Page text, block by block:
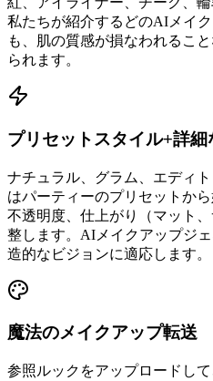
私たちが紹介するどのAIメイ
も、肌の質感が損なわれるこ
られます。
プリセットスタイル+詳
ナチュラル、グラム、エディ
はパーティーのプリセットか
不透明度、仕上がり（マット
整します。AIメイクアップジ
造的なビジョンに適応します。
魔法のメイクアップ転送
参照ルックをアップロードし